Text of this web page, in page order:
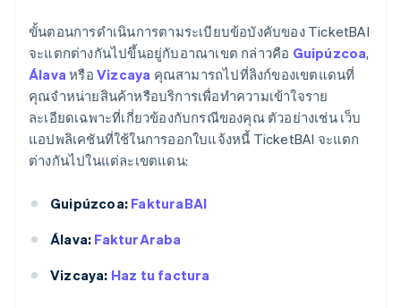
ขั้นตอนการดําเนินการตามระเบียบข้อบังคับของ TicketBAI
จะแตกต่างกันไปขึ้นอยู่กับอาณาเขต กล่าวคือ Guipúzcoa,
Álava หรือ Vizcaya คุณสามารถไปที่ลิงก์ของเขตแดนที่
คุณจําหน่ายสินค้าหรือบริการเพื่อทําความเข้าใจราย
ละเอียดเฉพาะที่เกี่ยวข้องกับกรณีของคุณ ตัวอย่างเช่น เว็บ
แอปพลิเคชันที่ใช้ในการออกใบแจ้งหนี้ TicketBAI จะแตก
ต่างกันไปในแต่ละเขตแดน:
Guipúzcoa: FakturaBAI
Álava: FakturAraba
Vizcaya: Haz tu factura